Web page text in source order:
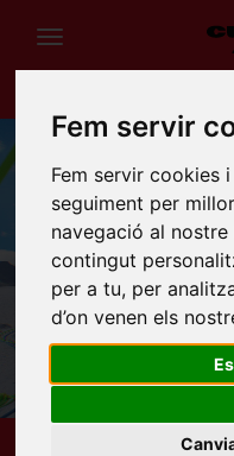
Fem servir
Fem servir cookies
seguiment per
navegació al
contingut
per a tu, per
d’on venen els